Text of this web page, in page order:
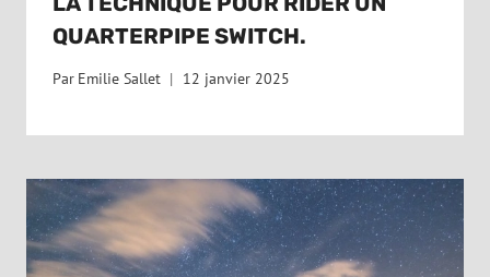
QUARTERPIPE SWITCH.
Par Emilie Sallet 12 janvier 2025